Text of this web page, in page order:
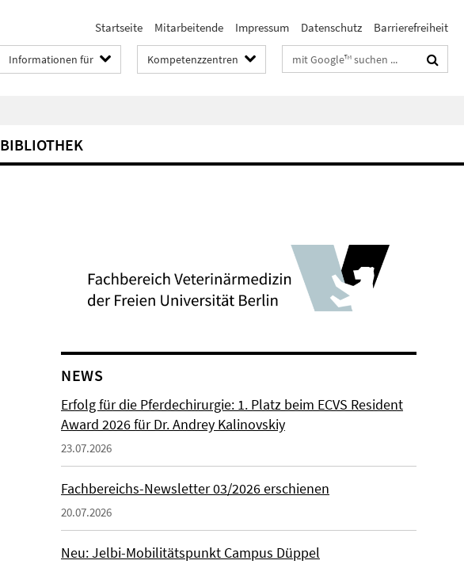
Startseite Mitarbeitende Impressum Datenschutz Barrierefreiheit
Informationen für Kompetenzzentren Suchbegriffe
BIBLIOTHEK
NEWS
Erfolg für die Pferdechirurgie: 1. Platz beim ECVS Resident
Award 2026 für Dr. Andrey Kalinovskiy
23.07.2026
Fachbereichs-Newsletter 03/2026 erschienen
20.07.2026
Neu: Jelbi-Mobilitätspunkt Campus Düppel